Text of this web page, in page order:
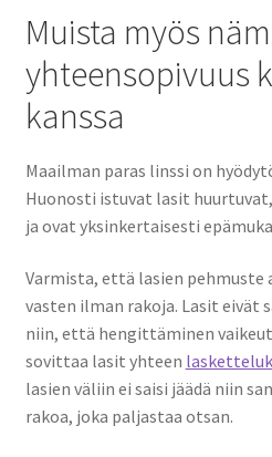
Muista myös
yhteensopivuus
kanssa
Maailman paras linssi on
Huonosti istuvat lasit
ja ovat yksinkertaisesti
Varmista, että lasien
vasten ilman rakoja. Lasit eivät
niin, että hengittäminen
sovittaa lasit yhteen
lasien väliin ei saisi jäädä niin
rakoa, joka paljastaa otsan.